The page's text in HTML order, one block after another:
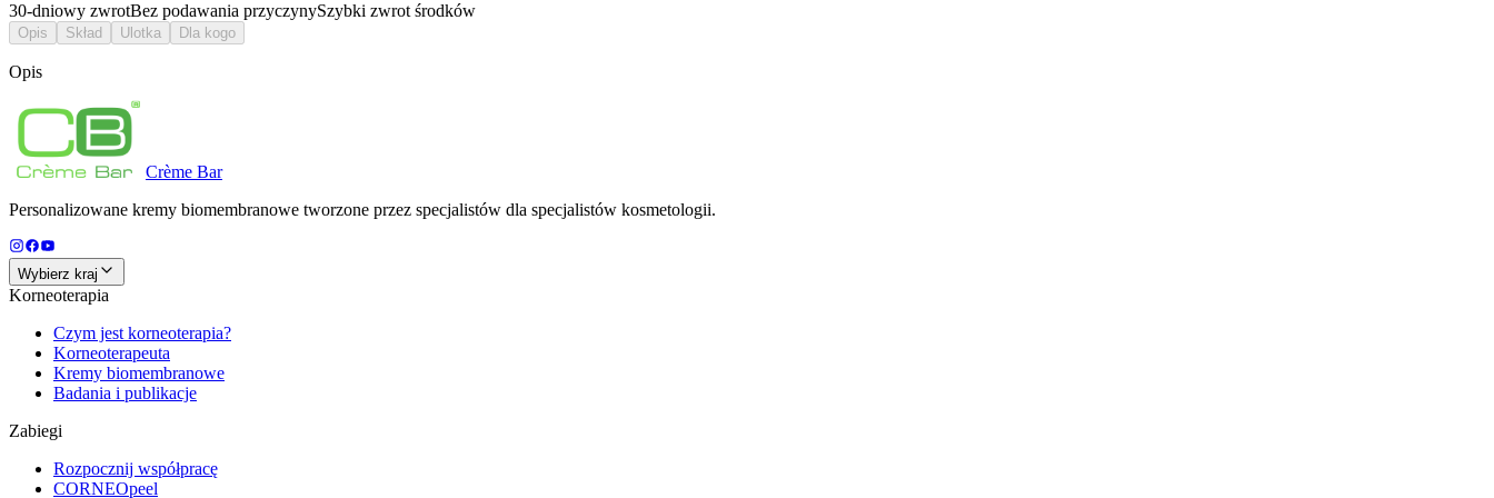
30-dniowy zwrotBez podawania przyczynySzybki zwrot środków
Opis Skład Ulotka Dla kogo
Opis
Crème Bar
Personalizowane kremy biomembranowe tworzone przez specjalistów dla specjalistów kosmetologii.
Wybierz kraj
Korneoterapia
Czym jest korneoterapia?
Korneoterapeuta
Kremy biomembranowe
Badania i publikacje
Zabiegi
Rozpocznij współpracę
CORNEOpeel